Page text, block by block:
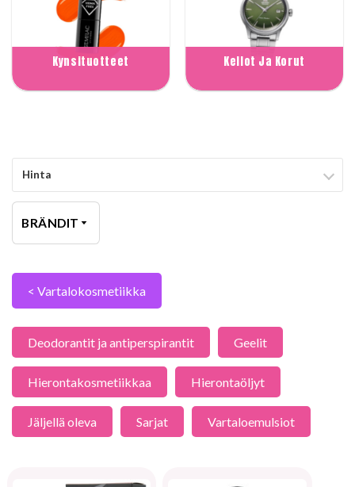
Kynsituotteet Kellot Ja Korut
Hinta
BRÄNDIT
< Vartalokosmetiikka
Deodorantit ja antiperspirantit Geelit
Hierontakosmetiikkaa Hierontaöljyt
Jäljellä oleva Sarjat Vartaloemulsiot